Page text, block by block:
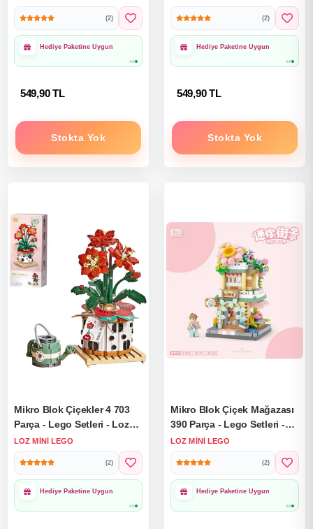
- Loz Lego - Mikro Bloklar
(2)
1000₺ Üzeri Ücretsiz
Kargo
549,90 TL
Stokta Yok
- Loz Lego - Mikro Bloklar
(2)
1000₺ Üzeri Ücretsiz
Kargo
549,90 TL
Stokta Yok
Mikro Blok Çiçekler 4 703
Parça - Lego Setleri - Loz
Mini Lego - Çiçek Lego -
Loz Lego - Mikro Bloklar
LOZ MINI LEGO
(2)
1000₺ Üzeri Ücretsiz
Kargo
Mikro Blok Çiçek Mağazası
390 Parça - Lego Setleri -
Loz Mini Lego - Çiçek Lego
- Loz Lego - Mikro Bloklar
LOZ MINI LEGO
(2)
1000₺ Üzeri Ücretsiz
Kargo